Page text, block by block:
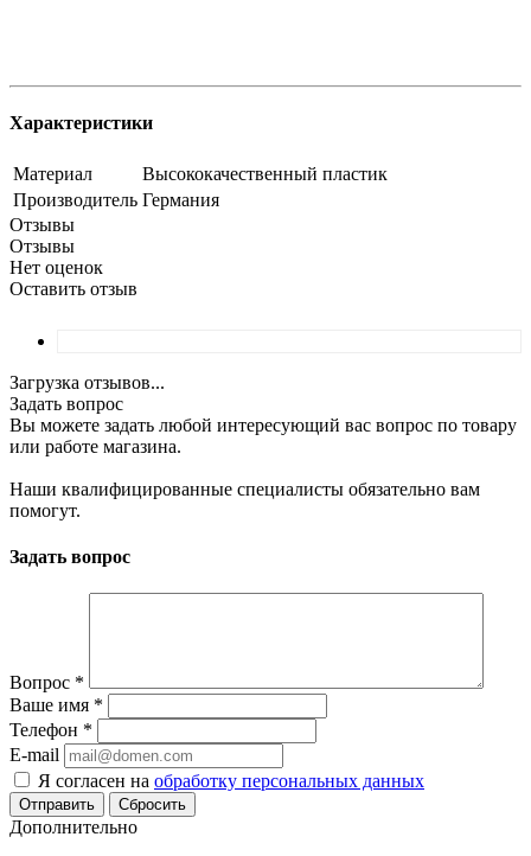
Характеристики
Материал
Высококачественный пластик
Производитель Германия
Отзывы
Отзывы
Нет оценок
Оставить отзыв
Загрузка отзывов...
Задать вопрос
Вы можете задать любой интересующий вас вопрос по товару
или работе магазина.
Наши квалифицированные специалисты обязательно вам
помогут.
Задать вопрос
Вопрос *
Ваше имя *
Телефон *
E-mail
Я согласен на обработку персональных данных
Сбросить
Дополнительно